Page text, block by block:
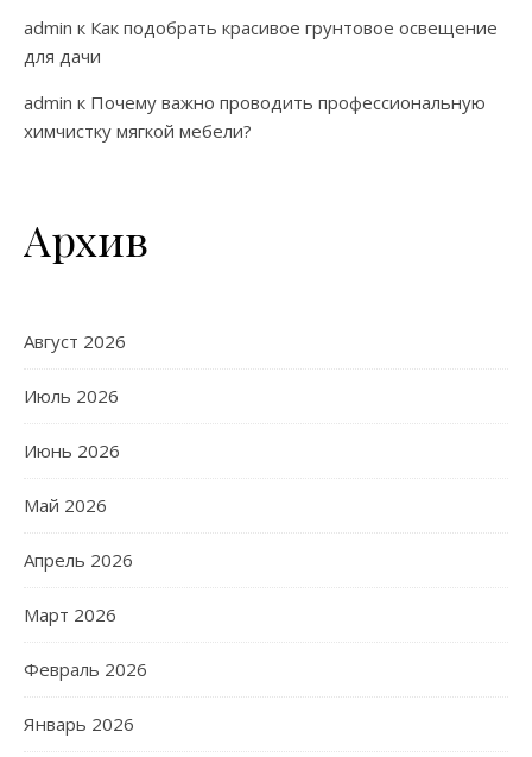
admin к Как подобрать красивое грунтовое освещение
для дачи
admin к Почему важно проводить профессиональную
химчистку мягкой мебели?
Архив
Август 2026
Июль 2026
Июнь 2026
Май 2026
Апрель 2026
Март 2026
Февраль 2026
Январь 2026